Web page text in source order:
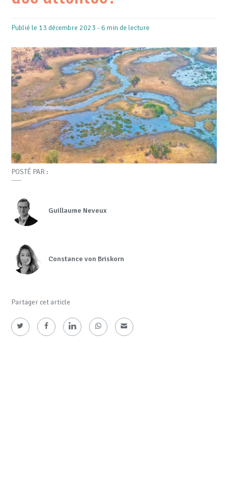
Publié le 13 décembre 2023 - 6 min de lecture
POSTÉ PAR :
Guillaume Neveux
Constance von Briskorn
Partager cet article